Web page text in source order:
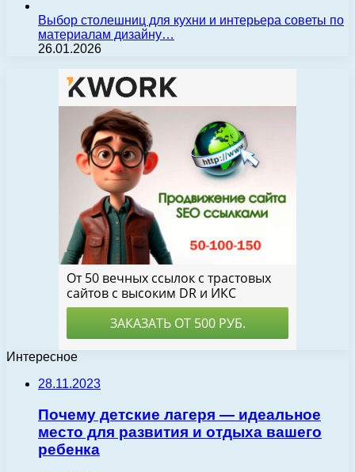
Выбор столешниц для кухни и интерьера советы по
материалам дизайну…
26.01.2026
Интересное
28.11.2023
Почему детские лагеря — идеальное
место для развития и отдыха вашего
ребенка